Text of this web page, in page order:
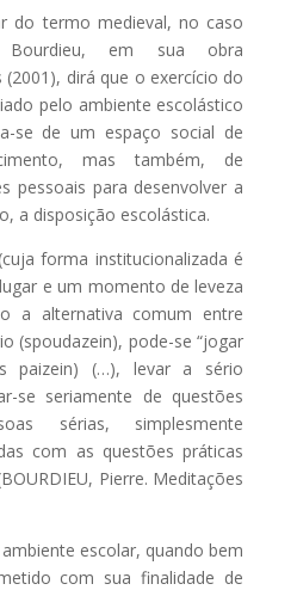
do termo medieval, no caso
Bourdieu, em sua obra
(2001), dirá que o exercício do
pelo ambiente escolástico
se de um espaço social de
mas também, de
pessoais para desenvolver a
a disposição escolástica.
forma institucionalizada é
e um momento de leveza
a alternativa comum entre
(spoudazein), pode-se “jogar
paizein) (…), levar a sério
se seriamente de questões
sérias, simplesmente
com as questões práticas
Pierre. Meditações
escolar, quando bem
com sua finalidade de